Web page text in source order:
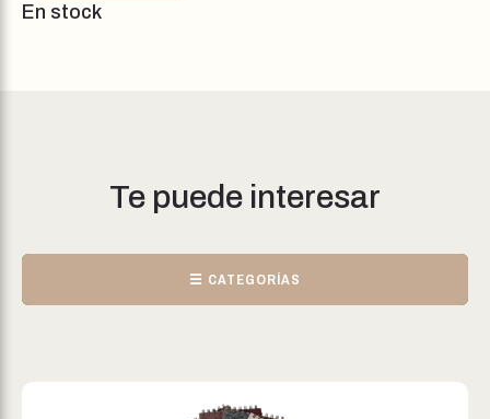
En stock
Te puede interesar
☰ CATEGORÍAS